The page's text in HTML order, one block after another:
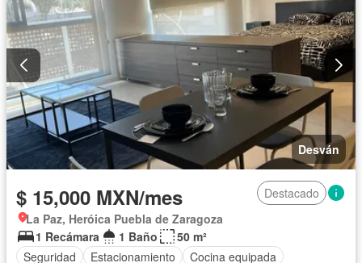
Desván
$ 15,000 MXN/mes
Destacado
La Paz, Heróica Puebla de Zaragoza
1 Recámara
1 Baño
50 m²
Seguridad
Estacionamiento Cocina equipada